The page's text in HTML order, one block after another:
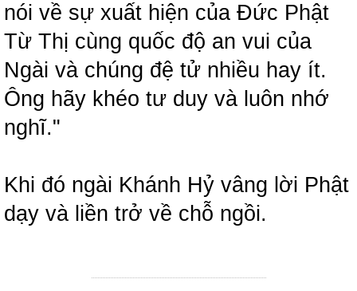
nói về sự xuất hiện của Đức Phật
Từ Thị cùng quốc độ an vui của
Ngài và chúng đệ tử nhiều hay ít.
Ông hãy khéo tư duy và luôn nhớ
nghĩ."
Khi đó ngài Khánh Hỷ vâng lời Phật
dạy và liền trở về chỗ ngồi.